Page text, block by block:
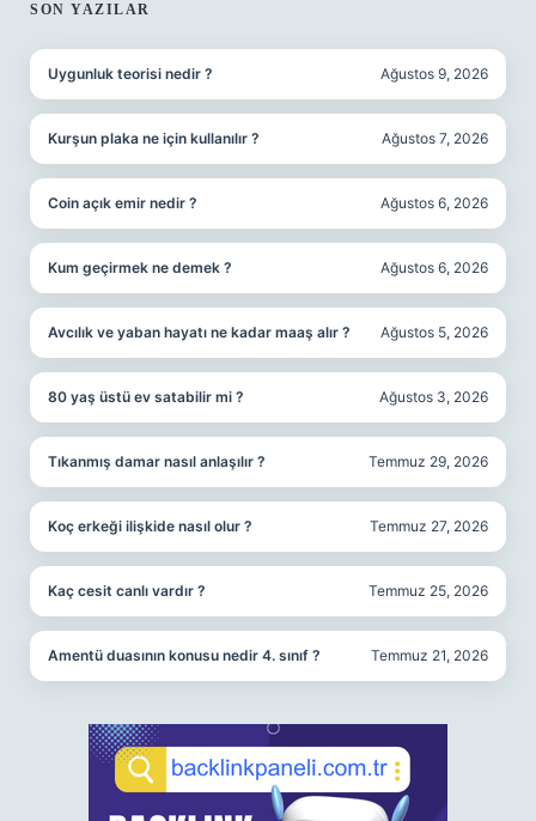
SIDEBAR
SON YAZILAR
Uygunluk teorisi nedir ? Ağustos 9, 2026
Kurşun plaka ne için kullanılır ? Ağustos 7, 2026
Coin açık emir nedir ? Ağustos 6, 2026
Kum geçirmek ne demek ? Ağustos 6, 2026
Avcılık ve yaban hayatı ne kadar maaş alır ? Ağustos 5, 2026
80 yaş üstü ev satabilir mi ? Ağustos 3, 2026
Tıkanmış damar nasıl anlaşılır ? Temmuz 29, 2026
Koç erkeği ilişkide nasıl olur ? Temmuz 27, 2026
Kaç cesit canlı vardır ? Temmuz 25, 2026
Amentü duasının konusu nedir 4. sınıf ? Temmuz 21, 2026